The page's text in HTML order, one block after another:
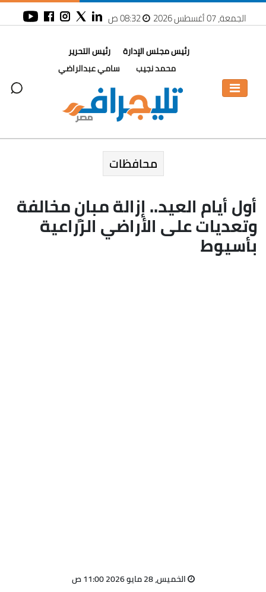
الجمعة، 07 أغسطس 2026 08:32 ص
رئيس مجلس الإدارة
محمد نجيب
رئيس التحرير
سامي عبدالراضي
محافظات
أول أيام العيد.. إزالة مبانٍ مخالفة
وتعديات على الأراضي الزراعية
بأسيوط
الخميس، 28 مايو 2026 11:00 ص